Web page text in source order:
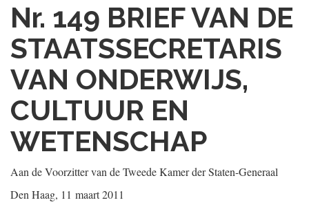
Nr. 149 BRIEF VAN DE
STAATSSECRETARIS
VAN ONDERWIJS,
CULTUUR EN
WETENSCHAP
Aan de Voorzitter van de Tweede Kamer der Staten-Generaal
Den Haag, 11 maart 2011